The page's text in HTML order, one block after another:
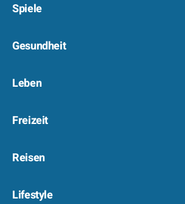
Spiele
Gesundheit
Leben
Freizeit
Reisen
Lifestyle